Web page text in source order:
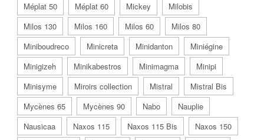
Méplat 50
Méplat 60 Mickey
Milobis
Milos 130
Milos 160 Milos 60
Milos 80
Miniboudreco
Minicreta Minidanton
Miniégine
Minigizeh
Minikabestros Minimagma
Minipi
Minisyme
Miroirs collection Mistral
Mistral Bis
Mycènes 65
Mycènes 90 Nabo
Nauplie
Nausicaa
Naxos 115 Naxos 115 Bis
Naxos 150